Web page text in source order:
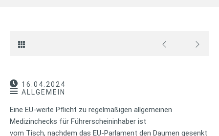
16.04.2024
ALLGEMEIN
Eine EU-weite Pflicht zu regelmäßigen allgemeinen
Medizinchecks für Führerscheininhaber ist
vom Tisch, nachdem das EU-Parlament den Daumen gesenkt